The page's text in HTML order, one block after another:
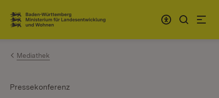
Zum Inhalt springen
Link zur Startseite
Mediathek
Pressekonferenz